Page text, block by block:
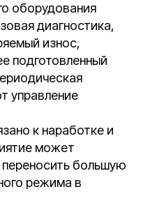
оборудования
диагностика,
износ,
подготовленный
управление
к наработке и
может
переносить большую
режима в